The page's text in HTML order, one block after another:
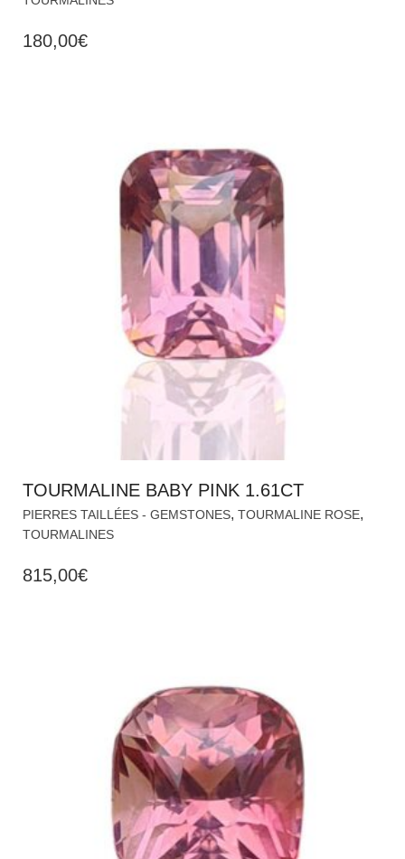
180,00€
TOURMALINE BABY PINK 1.61CT
PIERRES TAILLÉES - GEMSTONES, TOURMALINE ROSE,
TOURMALINES
815,00€